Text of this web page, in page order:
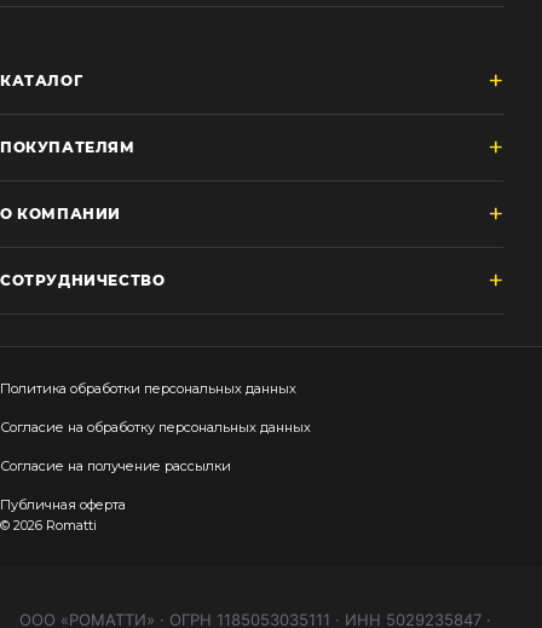
КАТАЛОГ
ПОКУПАТЕЛЯМ
О КОМПАНИИ
СОТРУДНИЧЕСТВО
Политика обработки персональных данных
Согласие на обработку персональных данных
Согласие на получение рассылки
Публичная оферта
© 2026 Romatti
ООО «РОМАТТИ» · ОГРН 1185053035111 · ИНН 5029235847 ·